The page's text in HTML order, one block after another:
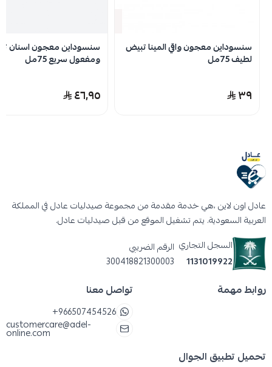
سنسوداين معجون واقي المينا تبيض
لطيف 75مل
٣٩
سنسوداين معجون اسنان
ومفعول سريع 75مل
٤٦٫٩٥
عادل اون لاين ،هي خدمة مقدمة من مجموعة صيدليات عادل في المملكة
العربية السعودية. يتم تشغيل الموقع من قبل صيدليات عادل.
السجل التجاري
1131019922
الرقم الضريبي
300418821300003
روابط مهمة تواصل معنا
+966507454526
customercare@adel-
online.com
تحميل تطبيق الجوال